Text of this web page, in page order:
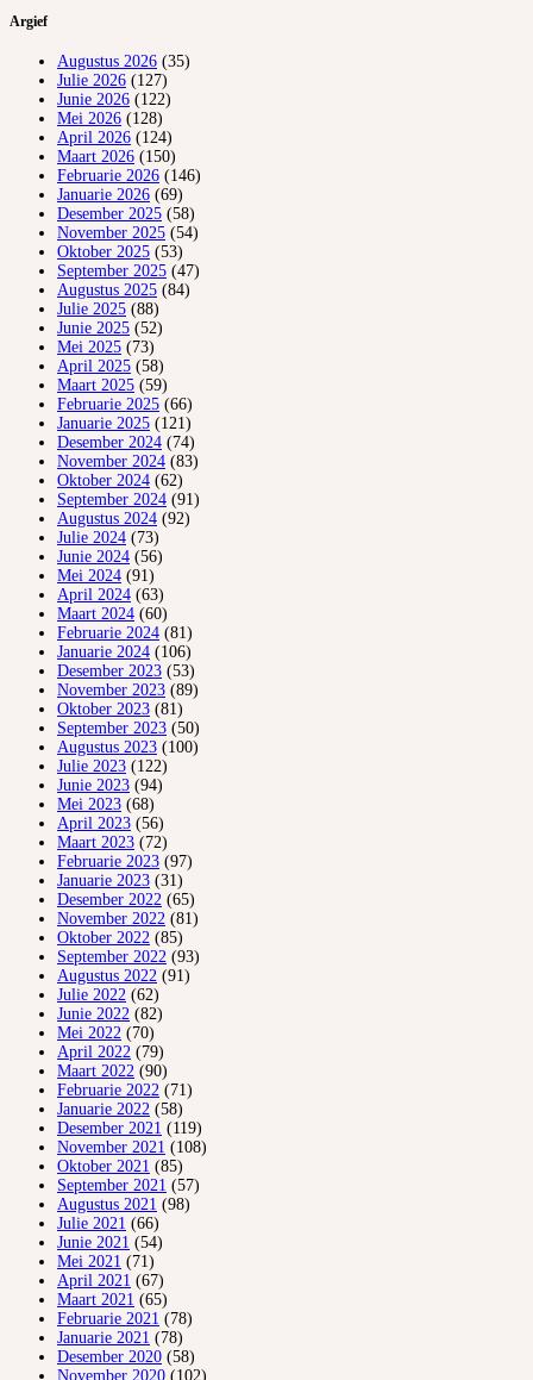
Argief
Augustus 2026 (35)
Julie 2026 (127)
Junie 2026 (122)
Mei 2026 (128)
April 2026 (124)
Maart 2026 (150)
Februarie 2026 (146)
Januarie 2026 (69)
Desember 2025 (58)
November 2025 (54)
Oktober 2025 (53)
September 2025 (47)
Augustus 2025 (84)
Julie 2025 (88)
Junie 2025 (52)
Mei 2025 (73)
April 2025 (58)
Maart 2025 (59)
Februarie 2025 (66)
Januarie 2025 (121)
Desember 2024 (74)
November 2024 (83)
Oktober 2024 (62)
September 2024 (91)
Augustus 2024 (92)
Julie 2024 (73)
Junie 2024 (56)
Mei 2024 (91)
April 2024 (63)
Maart 2024 (60)
Februarie 2024 (81)
Januarie 2024 (106)
Desember 2023 (53)
November 2023 (89)
Oktober 2023 (81)
September 2023 (50)
Augustus 2023 (100)
Julie 2023 (122)
Junie 2023 (94)
Mei 2023 (68)
April 2023 (56)
Maart 2023 (72)
Februarie 2023 (97)
Januarie 2023 (31)
Desember 2022 (65)
November 2022 (81)
Oktober 2022 (85)
September 2022 (93)
Augustus 2022 (91)
Julie 2022 (62)
Junie 2022 (82)
Mei 2022 (70)
April 2022 (79)
Maart 2022 (90)
Februarie 2022 (71)
Januarie 2022 (58)
Desember 2021 (119)
November 2021 (108)
Oktober 2021 (85)
September 2021 (57)
Augustus 2021 (98)
Julie 2021 (66)
Junie 2021 (54)
Mei 2021 (71)
April 2021 (67)
Maart 2021 (65)
Februarie 2021 (78)
Januarie 2021 (78)
Desember 2020 (58)
November 2020 (102)